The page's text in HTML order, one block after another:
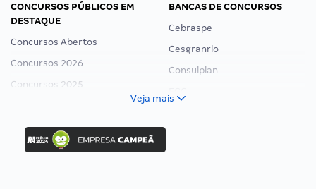
CONCURSOS PÚBLICOS EM
DESTAQUE
Concursos Abertos
Concursos 2026
Concursos 2025
Concurso Ibama
Concurso MPU
Editais publicados
BANCAS DE CONCURSOS
Cebraspe
Cesgranrio
Consulplan
Veja mais